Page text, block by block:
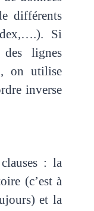
différents
Si
lignes
on utilise
inverse
: la
(c’est à
et la